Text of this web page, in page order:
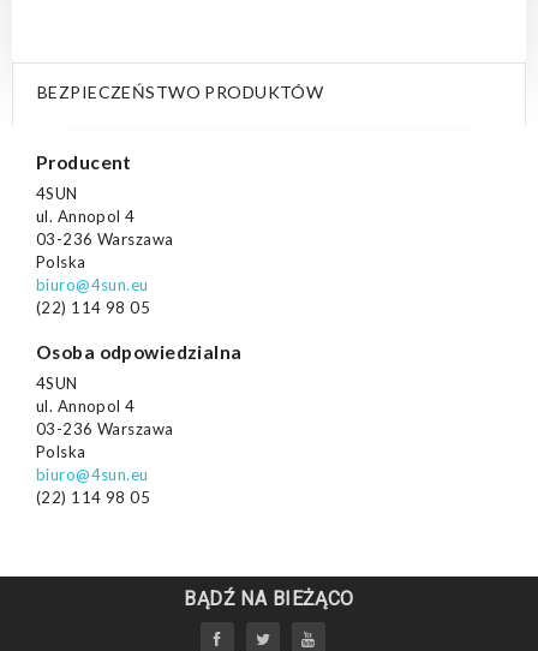
BEZPIECZEŃSTWO PRODUKTÓW
Producent
4SUN
ul. Annopol 4
03-236 Warszawa
Polska
biuro@4sun.eu
(22) 114 98 05
Osoba odpowiedzialna
4SUN
ul. Annopol 4
03-236 Warszawa
Polska
biuro@4sun.eu
(22) 114 98 05
BĄDŹ NA BIEŻĄCO